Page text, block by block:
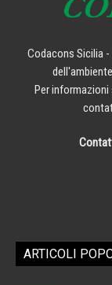
Codacons Sicilia
Per informazioni
ARTICOLI